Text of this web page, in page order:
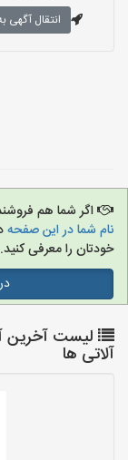
انتقال آگهی
اگر شما هم
نام شما در این صفحه
خودتان را معرفی کنید.
لیست آخرین
آلاتی ها